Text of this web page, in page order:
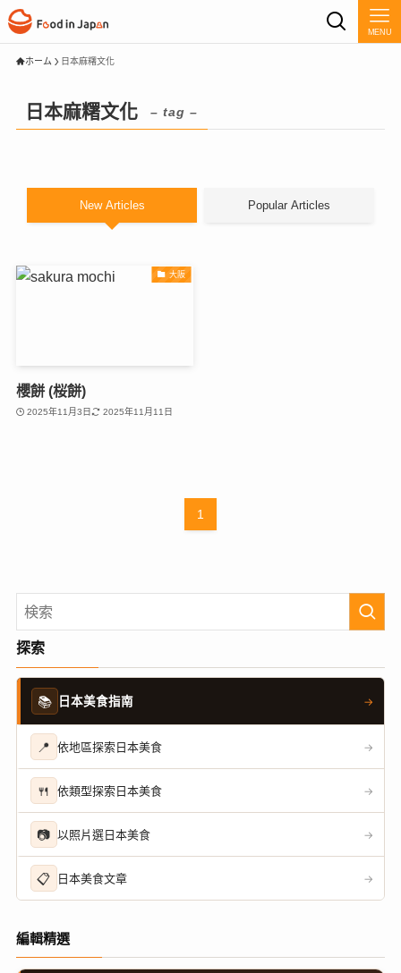
MENU
ホーム 日本麻糬文化
日本麻糬文化 – tag –
New Articles Popular Articles
大阪
櫻餅 (桜餅)
2025年11月3日 2025年11月11日
1
探索
📚 日本美食指南 →
📍 依地區探索日本美食 →
🍴 依類型探索日本美食 →
📷 以照片選日本美食 →
📋 日本美食文章 →
編輯精選